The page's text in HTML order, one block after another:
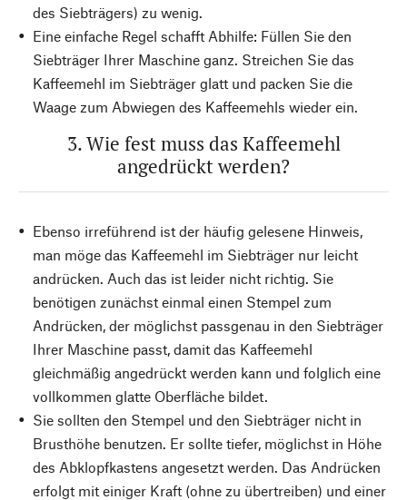
des Siebträgers) zu wenig.
Eine einfache Regel schafft Abhilfe: Füllen Sie den
Siebträger Ihrer Maschine ganz. Streichen Sie das
Kaffeemehl im Siebträger glatt und packen Sie die
Waage zum Abwiegen des Kaffeemehls wieder ein.
3. Wie fest muss das Kaffeemehl
angedrückt werden?
Ebenso irreführend ist der häufig gelesene Hinweis,
man möge das Kaffeemehl im Siebträger nur leicht
andrücken. Auch das ist leider nicht richtig. Sie
benötigen zunächst einmal einen Stempel zum
Andrücken, der möglichst passgenau in den Siebträger
Ihrer Maschine passt, damit das Kaffeemehl
gleichmäßig angedrückt werden kann und folglich eine
vollkommen glatte Oberfläche bildet.
Sie sollten den Stempel und den Siebträger nicht in
Brusthöhe benutzen. Er sollte tiefer, möglichst in Höhe
des Abklopfkastens angesetzt werden. Das Andrücken
erfolgt mit einiger Kraft (ohne zu übertreiben) und einer